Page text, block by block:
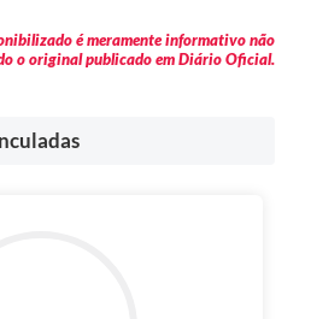
é meramente informativo não
o original publicado em Diário Oficial.